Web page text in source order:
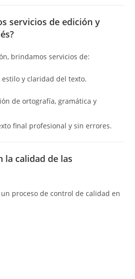
servicios de edición y
brindamos servicios de:
y claridad del texto.
de ortografía, gramática y
final profesional y sin errores.
la calidad de las
proceso de control de calidad en